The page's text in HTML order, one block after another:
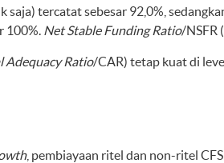
saja) tercatat sebesar 92,0%,
100%. Net Stable Funding Ratio/NSFR
Adequacy Ratio/CAR) tetap kuat di
, pembiayaan ritel dan non-ritel